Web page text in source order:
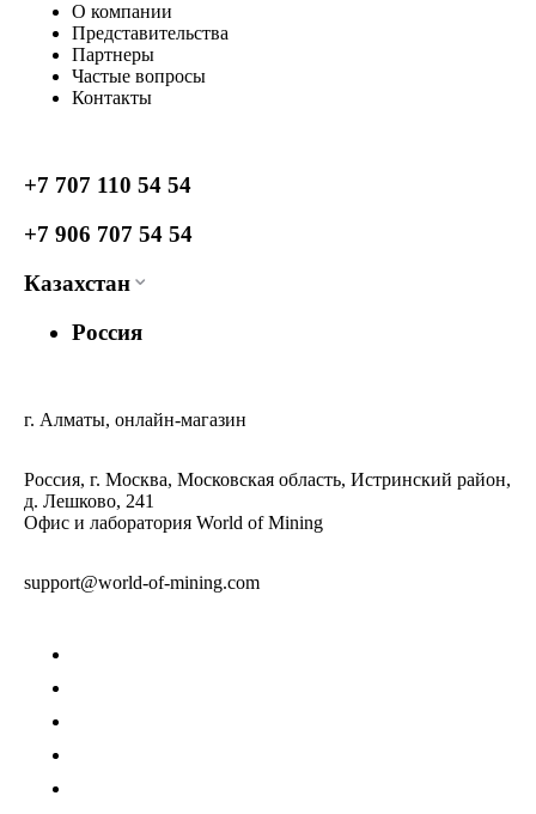
О компании
Представительства
Партнеры
Частые вопросы
Контакты
+7 707 110 54 54
+7 906 707 54 54
Казахстан
Россия
г. Алматы, онлайн-магазин
Россия, г. Москва, Московская область, Истринский район,
д. Лешково, 241
Офис и лаборатория World of Mining
support@world-of-mining.com